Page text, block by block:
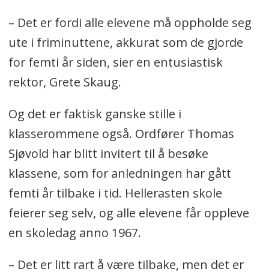
– Det er fordi alle elevene må oppholde seg
ute i friminuttene, akkurat som de gjorde
for femti år siden, sier en entusiastisk
rektor, Grete Skaug.
Og det er faktisk ganske stille i
klasserommene også. Ordfører Thomas
Sjøvold har blitt invitert til å besøke
klassene, som for anledningen har gått
femti år tilbake i tid. Hellerasten skole
feierer seg selv, og alle elevene får oppleve
en skoledag anno 1967.
– Det er litt rart å være tilbake, men det er